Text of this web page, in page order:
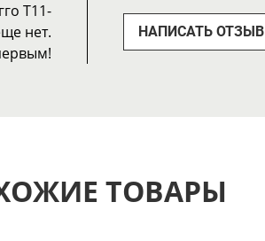
T11-
нет.
НАПИСАТЬ ОТЗЫВ
ТОВАРЫ